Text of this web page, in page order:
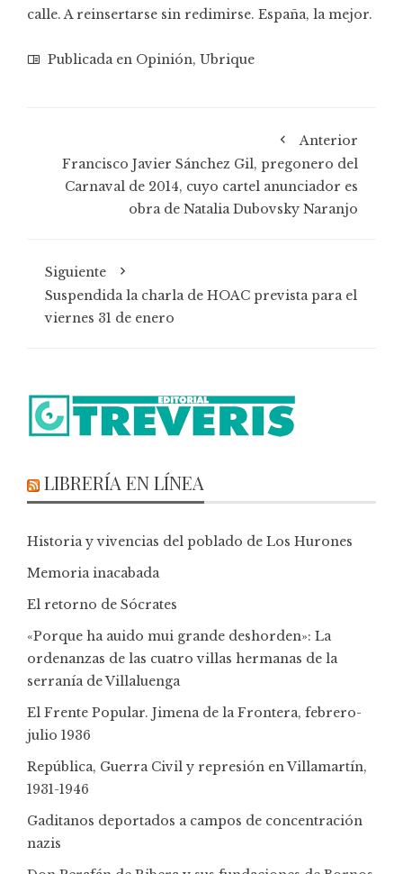
calle. A reinsertarse sin redimirse. España, la mejor.
Publicada en Opinión, Ubrique
Anterior
Francisco Javier Sánchez Gil, pregonero del
Carnaval de 2014, cuyo cartel anunciador es
obra de Natalia Dubovsky Naranjo
Siguiente
Suspendida la charla de HOAC prevista para el
viernes 31 de enero
LIBRERÍA EN LÍNEA
Historia y vivencias del poblado de Los Hurones
Memoria inacabada
El retorno de Sócrates
«Porque ha auido mui grande deshorden»: La
ordenanzas de las cuatro villas hermanas de la
serranía de Villaluenga
El Frente Popular. Jimena de la Frontera, febrero-
julio 1936
República, Guerra Civil y represión en Villamartín,
1931-1946
Gaditanos deportados a campos de concentración
nazis